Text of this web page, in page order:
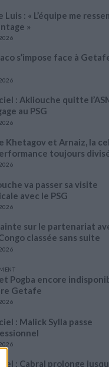
Luis : « L’équipe me
»
s’impose face à
: Akliouche quitte
au PSG
Khetagov et Arnaiz, la
toujours
va passer sa visite
avec le PSG
sur le partenariat
classée sans suite
Pogba encore
Getafe
: Malick Sylla passe
: Cabral prolonge